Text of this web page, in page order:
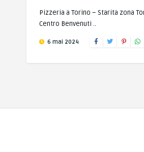
Pizzeria a Torino – Starita zona
Centro Benvenuti ..
6 mai 2024